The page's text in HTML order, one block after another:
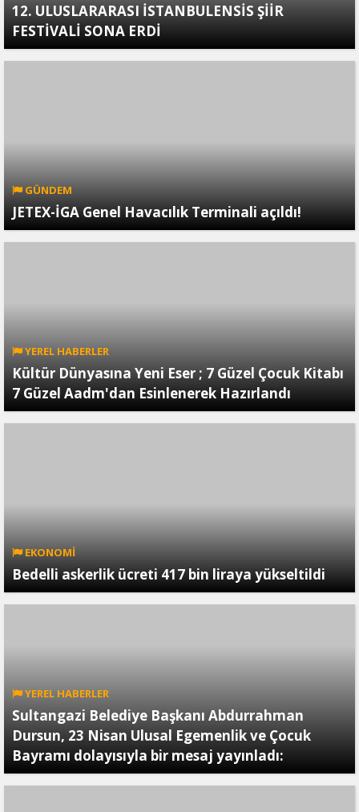
12. ULUSLARARASI İSTANBULENSİS ŞİİR
FESTİVALİ SONA ERDİ
GÜNDEM
JETEX-İGA Genel Havacılık Terminali açıldı!
YEREL HABERLER
Kültür Dünyasına Yeni Eser ; 7 Güzel Çocuk Kitabı
7 Güzel Aadm'dan Esinlenerek Hazırlandı
EKONOMİ
Bedelli askerlik ücreti 417 bin liraya yükseltildi
YEREL HABERLER
Sultangazi Belediye Başkanı Abdurrahman
Dursun, 23 Nisan Ulusal Egemenlik ve Çocuk
Bayramı dolayısıyla bir mesaj yayınladı: